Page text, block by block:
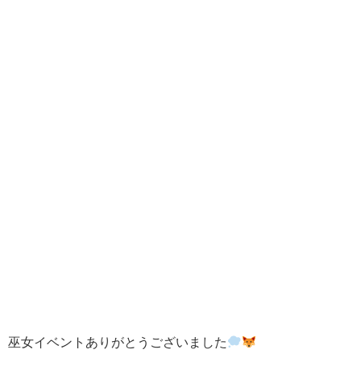
巫女イベントありがとうございました